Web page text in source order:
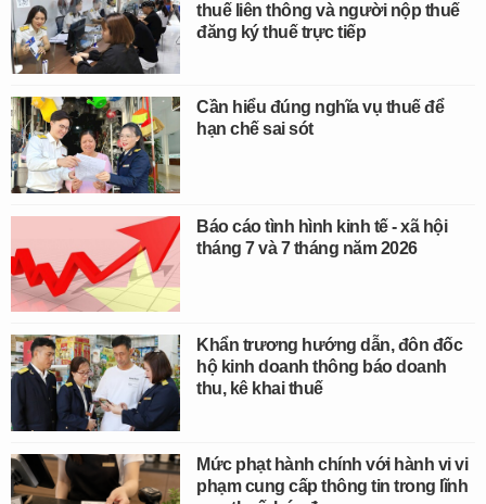
thuế liên thông và người nộp thuế
đăng ký thuế trực tiếp
Cần hiểu đúng nghĩa vụ thuế để
hạn chế sai sót
Báo cáo tình hình kinh tế - xã hội
tháng 7 và 7 tháng năm 2026
Khẩn trương hướng dẫn, đôn đốc
hộ kinh doanh thông báo doanh
thu, kê khai thuế
Mức phạt hành chính với hành vi vi
phạm cung cấp thông tin trong lĩnh